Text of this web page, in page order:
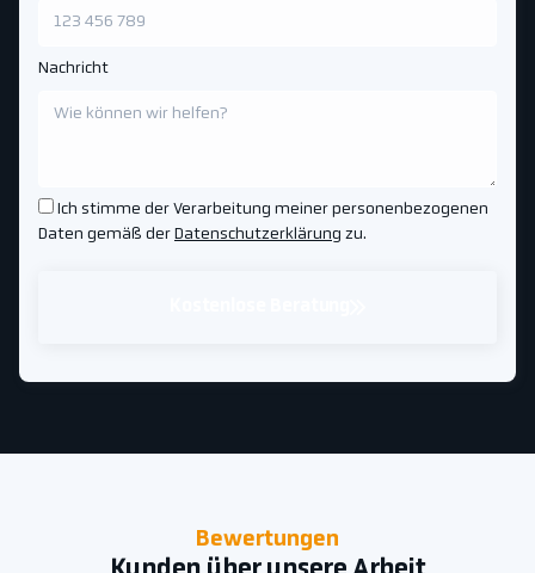
Nachricht
Ich stimme der Verarbeitung meiner personenbezogenen
Daten gemäß der Datenschutzerklärung zu.
Bewertungen